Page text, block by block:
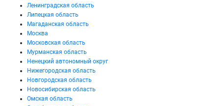
Ленинградская область
Липецкая область
Магаданская область
Москва
Московская область
Мурманская область
Ненецкий автономный округ
Нижегородская область
Новгородская область
Новосибирская область
Омская область